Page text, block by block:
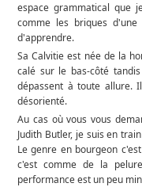
espace grammatical que
comme les briques
d'apprendre.
Sa Calvitie est née de la
calé sur le bas-côté
dépassent à toute allure.
désorienté.
Au cas où vous vous
Judith Butler, je suis en
Le genre en bourgeon
c'est comme de la
performance est un peu